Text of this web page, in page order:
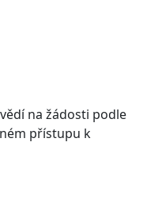
na žádosti podle
přístupu k